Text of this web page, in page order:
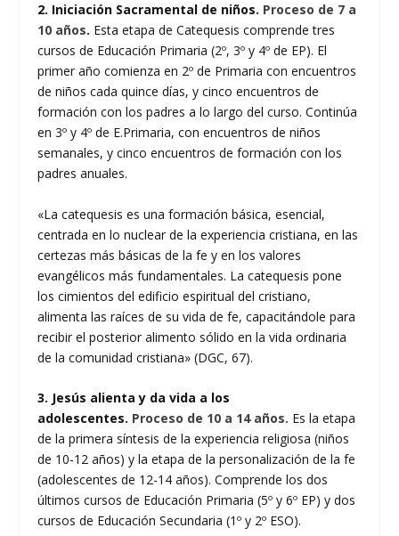
2. Iniciación Sacramental de niños. Proceso de 7 a
10 años. Esta etapa de Catequesis comprende tres
cursos de Educación Primaria (2º, 3º y 4º de EP). El
primer año comienza en 2º de Primaria con encuentros
de niños cada quince días, y cinco encuentros de
formación con los padres a lo largo del curso. Continúa
en 3º y 4º de E.Primaria, con encuentros de niños
semanales, y cinco encuentros de formación con los
padres anuales.
«La catequesis es una formación básica, esencial,
centrada en lo nuclear de la experiencia cristiana, en las
certezas más básicas de la fe y en los valores
evangélicos más fundamentales. La catequesis pone
los cimientos del edificio espiritual del cristiano,
alimenta las raíces de su vida de fe, capacitándole para
recibir el posterior alimento sólido en la vida ordinaria
de la comunidad cristiana» (DGC, 67).
3. Jesús alienta y da vida a los
adolescentes. Proceso de 10 a 14 años. Es la etapa
de la primera síntesis de la experiencia religiosa (niños
de 10-12 años) y la etapa de la personalización de la fe
(adolescentes de 12-14 años). Comprende los dos
últimos cursos de Educación Primaria (5º y 6º EP) y dos
cursos de Educación Secundaria (1º y 2º ESO).